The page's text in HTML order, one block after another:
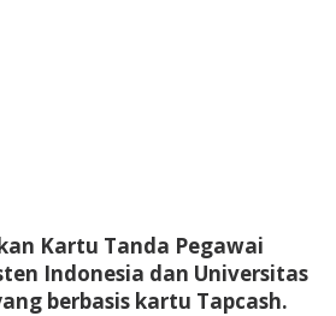
Kartu Tanda Pegawai
Indonesia dan Universitas
berbasis kartu Tapcash.